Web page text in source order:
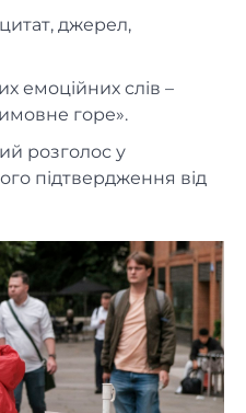
джерел,
емоційних слів –
горе».
розголос у
підтвердження від